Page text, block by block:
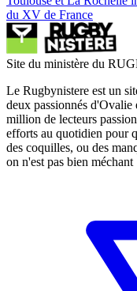
du XV de France
Site du ministère du
Le Rugbynistere est un
deux passionnés
million de lecteurs
efforts au quotidien pour
des coquilles, ou des
on n'est pas bien méchant